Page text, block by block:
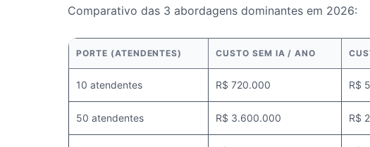
Comparativo das 3 abordagens dominantes em 2026:
PORTE (ATENDENTES) CUSTO SEM IA / ANO
10 atendentes R$ 720.000 R$
50 atendentes R$ 3.600.000 R$